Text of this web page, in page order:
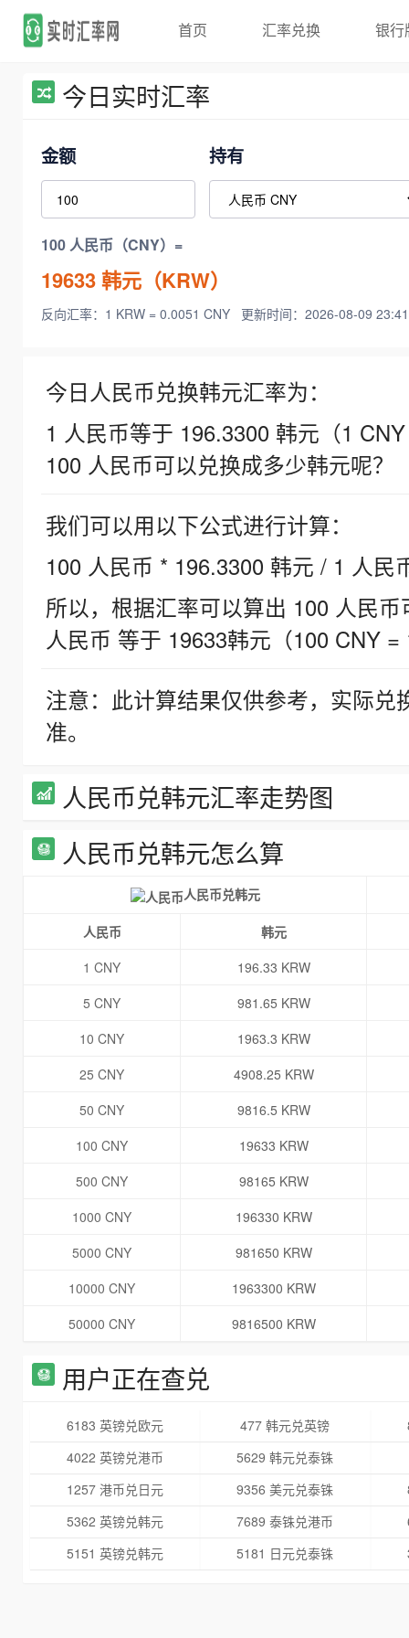
首页 汇率兑换 银行
今日实时汇率
金额 持有
100 人民币（CNY）=
19633韩元（KRW）
反向汇率：1 KRW = 0.0051 CNY 更新时间：2026-08-09
今日人民币兑换韩元汇率为：
1 人民币等于 196.3300 韩元（1
100 人民币可以兑换成多少韩元呢？
我们可以用以下公式进行计算：
100 人民币 * 196.3300 韩元 / 1 人民
所以，根据汇率可以算出 100 人民
人民币 等于 19633韩元（100 CNY =
注意：此计算结果仅供参考，实际
准。
人民币兑韩元汇率走势图
人民币兑韩元怎么算
人民币兑韩元
人民币
韩元
1 CNY
196.33 KRW
5 CNY
981.65 KRW
10 CNY
1963.3 KRW
25 CNY
4908.25 KRW
50 CNY
9816.5 KRW
100 CNY
19633 KRW
500 CNY
98165 KRW
1000 CNY
196330 KRW
5000 CNY
981650 KRW
10000 CNY
1963300 KRW
50000 CNY
9816500 KRW
用户正在查兑
6183 英镑兑欧元 477 韩元兑英镑
4022 英镑兑港币
5629 韩元兑泰铢
1257 港币兑日元
9356 美元兑泰铢
5362 英镑兑韩元
7689 泰铢兑港币
5151 英镑兑韩元
5181 日元兑泰铢